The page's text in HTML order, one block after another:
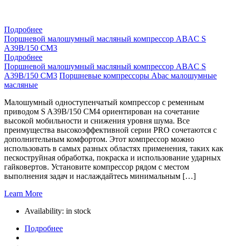
Подробнее
Поршневой малошумный масляный компрессор ABAC S
A39B/150 CM3
Подробнее
Поршневой малошумный масляный компрессор ABAC S
A39B/150 CM3 Поршневые компрессоры Abac малошумные
масляные
Малошумный одноступенчатый компрессор с ременным
приводом S A39B/150 CM4 ориентирован на сочетание
высокой мобильности и снижения уровня шума. Все
преимущества высокоэффективной серии PRO сочетаются с
дополнительным комфортом. Этот компрессор можно
использовать в самых разных областях применения, таких как
пескоструйная обработка, покраска и использование ударных
гайковертов. Установите компрессор рядом с местом
выполнения задач и наслаждайтесь минимальным […]
Learn More
Availability: in stock
Подробнее